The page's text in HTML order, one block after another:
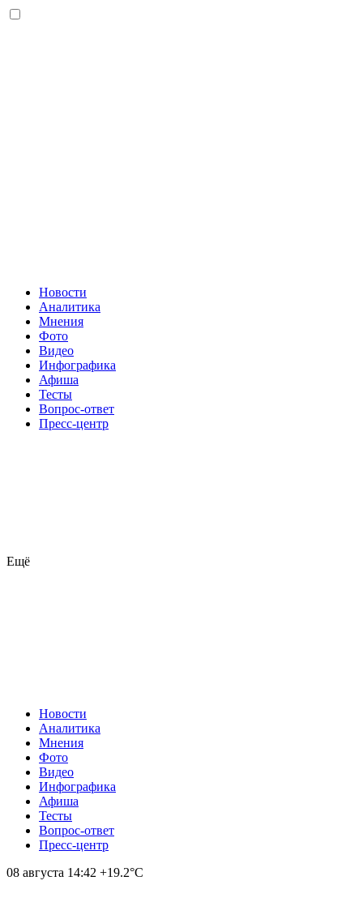
Новости
Аналитика
Мнения
Фото
Видео
Инфографика
Афиша
Тесты
Вопрос-ответ
Пресс-центр
Ещё
Новости
Аналитика
Мнения
Фото
Видео
Инфографика
Афиша
Тесты
Вопрос-ответ
Пресс-центр
08 августа 14:42 +19.2°С